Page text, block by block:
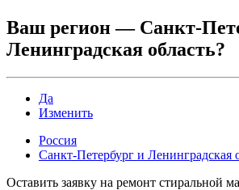
Ваш регион — Санкт-
Ленинградская область?
Да
Изменить
Россия
Санкт-Петербург и Ленинградская
Оставить заявку на ремонт стиральной